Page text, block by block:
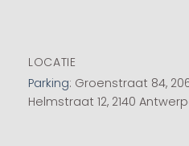
LOCATIE
Parking: Groenstraat 84,
Helmstraat 12, 2140